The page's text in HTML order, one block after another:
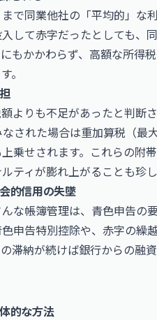
で同業他社の「平均的」な
して赤字だったとしても、
もかかわらず、高額な所得
。
よりも不足があったと判断
された場合は重加算税（最
乗せされます。これらの附
ティが膨れ上がることも珍
的信用の失墜
な帳簿管理は、青色申告の
申告特別控除や、赤字の繰
滞納が続けば銀行からの融
的な方法